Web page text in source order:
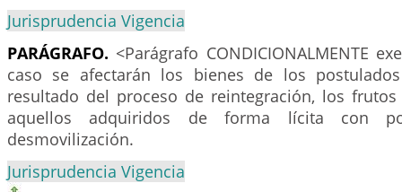
Jurisprudencia Vigencia
PARÁGRAFO. <Parágrafo CONDICIONALMENTE
caso se afectarán los bienes de los
resultado del proceso de reintegración, los
aquellos adquiridos de forma lícita con
desmovilización.
Jurisprudencia Vigencia